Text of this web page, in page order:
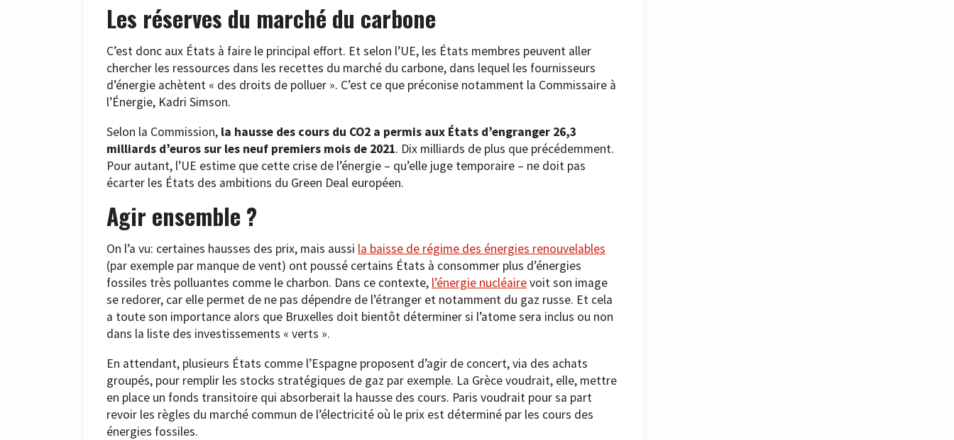
Les réserves du marché du carbone
C’est donc aux États à faire le principal effort. Et selon l’UE, les États membres peuvent aller
chercher les ressources dans les recettes du marché du carbone, dans lequel les fournisseurs
d’énergie achètent « des droits de polluer ». C’est ce que préconise notamment la Commissaire à
l’Énergie, Kadri Simson.
Selon la Commission, la hausse des cours du CO2 a permis aux États d’engranger 26,3
milliards d’euros sur les neuf premiers mois de 2021. Dix milliards de plus que précédemment.
Pour autant, l’UE estime que cette crise de l’énergie – qu’elle juge temporaire – ne doit pas
écarter les États des ambitions du Green Deal européen.
Agir ensemble ?
On l’a vu: certaines hausses des prix, mais aussi la baisse de régime des énergies renouvelables
(par exemple par manque de vent) ont poussé certains États à consommer plus d’énergies
fossiles très polluantes comme le charbon. Dans ce contexte, l’énergie nucléairevoit son image
se redorer, car elle permet de ne pas dépendre de l’étranger et notamment du gaz russe. Et cela
a toute son importance alors que Bruxelles doit bientôt déterminer si l’atome sera inclus ou non
dans la liste des investissements « verts ».
En attendant, plusieurs États comme l’Espagne proposent d’agir de concert, via des achats
groupés, pour remplir les stocks stratégiques de gaz par exemple. La Grèce voudrait, elle, mettre
en place un fonds transitoire qui absorberait la hausse des cours. Paris voudrait pour sa part
revoir les règles du marché commun de l’électricité où le prix est déterminé par les cours des
énergies fossiles.